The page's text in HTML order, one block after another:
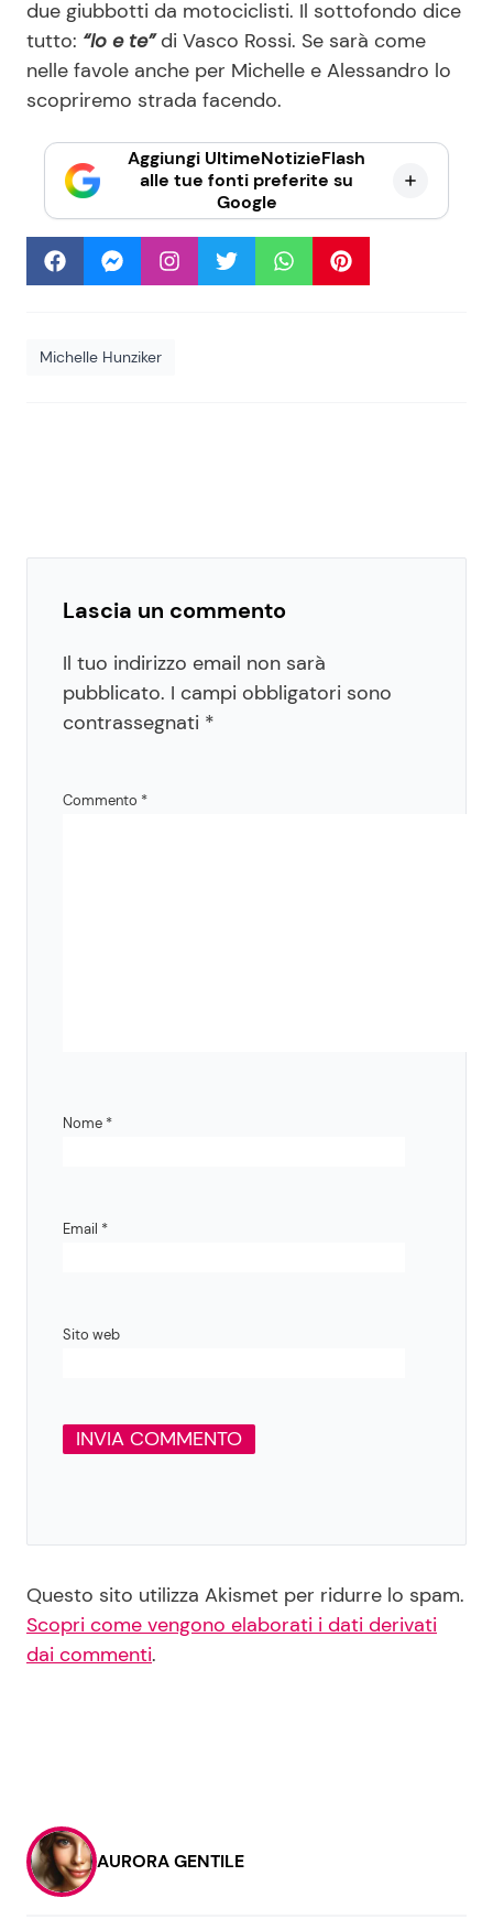
due giubbotti da motociclisti. Il sottofondo dice
tutto: “Io e te”di Vasco Rossi. Se sarà come
nelle favole anche per Michelle e Alessandro lo
scopriremo strada facendo.
Aggiungi UltimeNotizieFlash
alle tue fonti preferite su
Google
Michelle Hunziker
Lascia un commento
Il tuo indirizzo email non sarà
pubblicato. I campi obbligatori sono
contrassegnati *
Commento *
Nome *
Email *
Sito web
Questo sito utilizza Akismet per ridurre lo spam.
Scopri come vengono elaborati i dati derivati
dai commenti.
AURORA GENTILE